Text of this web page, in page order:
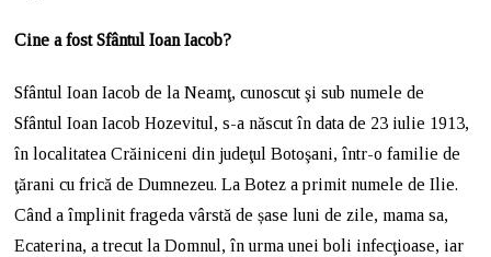
Cine a fost Sfântul Ioan Iacob?
Sfântul Ioan Iacob de la Neamţ, cunoscut şi sub numele de
Sfântul Ioan Iacob Hozevitul, s-a născut în data de 23 iulie 1913,
în localitatea Crăiniceni din judeţul Botoşani, într-o familie de
ţărani cu frică de Dumnezeu. La Botez a primit numele de Ilie.
Când a împlinit frageda vârstă de șase luni de zile, mama sa,
Ecaterina, a trecut la Domnul, în urma unei boli infecţioase, iar